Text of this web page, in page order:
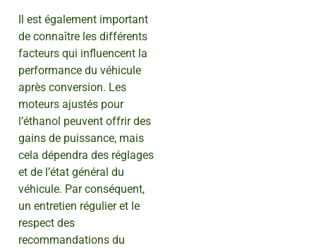
Il est également important
de connaître les différents
facteurs qui influencent la
performance du véhicule
après conversion. Les
moteurs ajustés pour
l’éthanol peuvent offrir des
gains de puissance, mais
cela dépendra des réglages
et de l’état général du
véhicule. Par conséquent,
un entretien régulier et le
respect des
recommandations du